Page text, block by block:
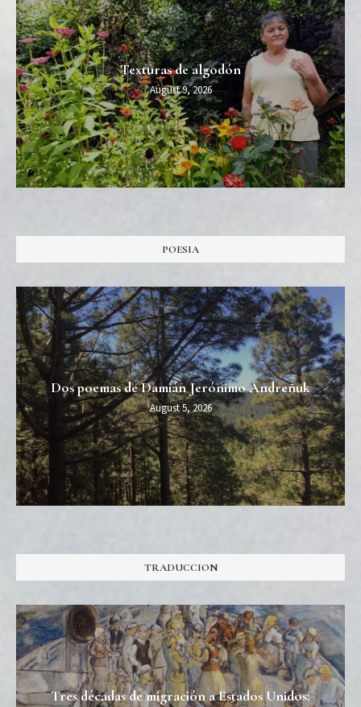
Texturas de algodón
August 9, 2026
POESIA
Dos poemas de Damián Jerónimo Andreñuk
August 5, 2026
TRADUCCION
Tres décadas de migración a Estados Unidos: